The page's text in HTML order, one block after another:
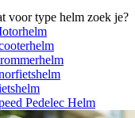
voor type helm zoek je?
Pedelec Helm